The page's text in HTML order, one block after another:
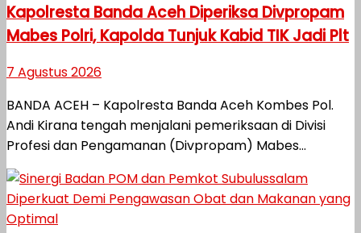
Kapolresta Banda Aceh Diperiksa Divpropam
Mabes Polri, Kapolda Tunjuk Kabid TIK Jadi Plt
7 Agustus 2026
BANDA ACEH – Kapolresta Banda Aceh Kombes Pol.
Andi Kirana tengah menjalani pemeriksaan di Divisi
Profesi dan Pengamanan (Divpropam) Mabes...